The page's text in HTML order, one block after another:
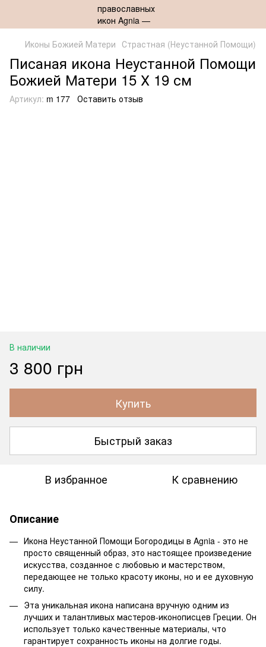
Иконы Божией Матери Страстная (Неустанной Помощи)
Писаная икона Неустанной Помощи
Божией Матери 15 Х 19 см
Артикул: m 177 Оставить отзыв
В наличии
3 800 грн
Купить
Быстрый заказ
В избранное К сравнению
Описание
Икона Неустанной Помощи Богородицы в Agnia - это не
просто священный образ, это настоящее произведение
искусства, созданное с любовью и мастерством,
передающее не только красоту иконы, но и ее духовную
силу.
Эта уникальная икона написана вручную одним из
лучших и талантливых мастеров-иконописцев Греции. Он
использует только качественные материалы, что
гарантирует сохранность иконы на долгие годы.